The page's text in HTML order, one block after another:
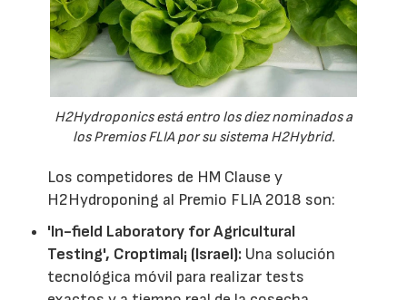
H2Hydroponics está entro los diez nominados a
los Premios FLIA por su sistema H2Hybrid.
Los competidores de HM Clause y
H2Hydroponing al Premio FLIA 2018 son:
'In-field Laboratory for Agricultural
Testing', Croptimal¡ (Israel): Una solución
tecnológica móvil para realizar tests